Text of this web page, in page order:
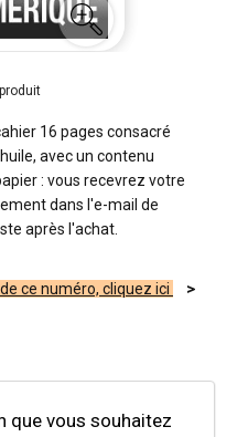
16 pages consacré
avec un contenu
: vous recevrez votre
dans l'e-mail de
après l'achat.
ce numéro, cliquez ici
que vous souhaitez